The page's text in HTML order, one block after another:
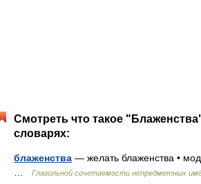
Смотреть что такое
словарях:
блаженства — желать блаженства •
Глагольной сочетаемости непредметных